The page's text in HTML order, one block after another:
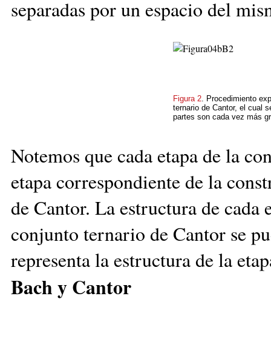
separadas por un espacio del
Figura 2 . Procedimiento
ternario de Cantor, el cual
partes son cada vez más
Notemos que cada etapa de la
etapa correspondiente de la
de Cantor. La estructura de
conjunto ternario de Cantor se
representa la estructura de la
Bach y Cantor